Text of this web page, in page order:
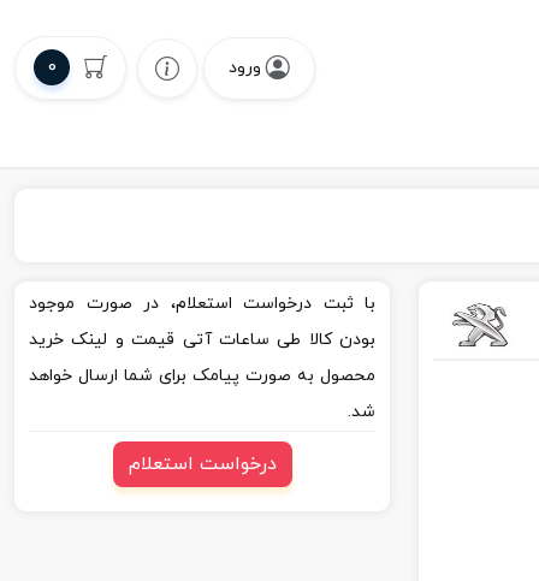
ورود 0
با ثبت درخواست استعلام، در صورت موجود
بودن کالا طی ساعات آتی قیمت و لینک خرید
محصول به صورت پیامک برای شما ارسال خواهد
شد.
درخواست استعلام